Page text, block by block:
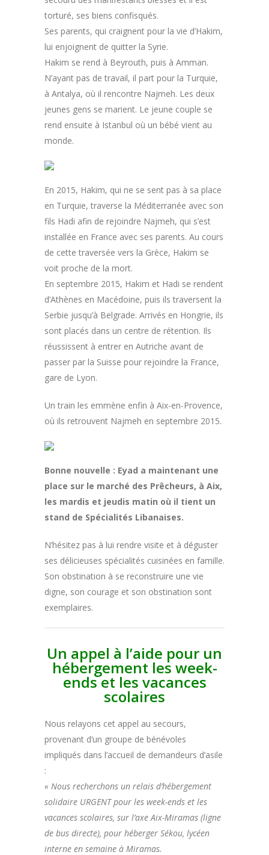
torturé, ses biens confisqués.
Ses parents, qui craignent pour la vie d’Hakim,
lui enjoignent de quitter la Syrie.
Hakim se rend à Beyrouth, puis à Amman.
N’ayant pas de travail, il part pour la Turquie,
à Antalya, où il rencontre Najmeh. Les deux
jeunes gens se marient. Le jeune couple se
rend ensuite à Istanbul où un bébé vient au
monde.
En 2015, Hakim, qui ne se sent pas à sa place
en Turquie, traverse la Méditerranée avec son
fils Hadi afin de rejoindre Najmeh, qui s’est
installée en France avec ses parents. Au cours
de cette traversée vers la Grèce, Hakim se
voit proche de la mort.
En septembre 2015, Hakim et Hadi se rendent
d’Athènes en Macédoine, puis ils traversent la
Serbie jusqu’à Belgrade. Arrivés en Hongrie, ils
sont placés dans un centre de rétention. Ils
réussissent à entrer en Autriche avant de
passer par la Suisse pour rejoindre la France,
gare de Lyon.
Un train les emmène enfin à Aix-en-Provence,
où ils retrouvent Najmeh en septembre 2015.
Bonne nouvelle : Eyad a maintenant une
place sur le marché des Prêcheurs, à Aix,
les mardis et jeudis matin où il tient un
stand de Spécialités Libanaises.
N’hésitez pas à lui rendre visite et à déguster
ses délicieuses spécialités cuisinées en famille.
Son obstination à se reconstruire une vie
digne, son courage et son obstination sont
exemplaires.
Un appel à l’aide pour un
hébergement les week-
ends et les vacances
scolaires
Nous relayons cet appel au secours,
provenant d’un groupe de bénévoles
impliqués dans l’accueil de demandeurs d’asile
:
« Nous recherchons un relais d’hébergement
solidaire URGENT pour les week-ends et les
vacances scolaires, sur l’axe Aix-Miramas (ligne
de bus directe), pour héberger Sékou, lycéen
interne en semaine à Miramas.